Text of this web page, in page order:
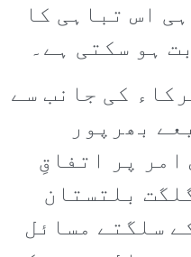
اس تباہی کا
ہو سکتی ہے۔
کی جانب سے
بھرپور
پر اتفاقِ
بلتستان
سلگتے مسائل